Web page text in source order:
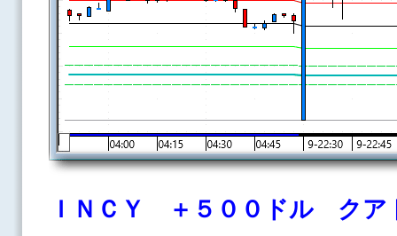
ＩＮＣＹ ＋５００ドル クア